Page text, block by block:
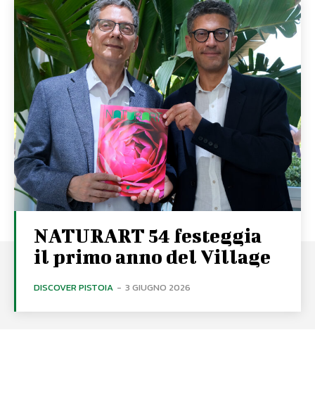
NATURART 54 festeggia
il primo anno del Village
DISCOVER PISTOIA - 3 GIUGNO 2026